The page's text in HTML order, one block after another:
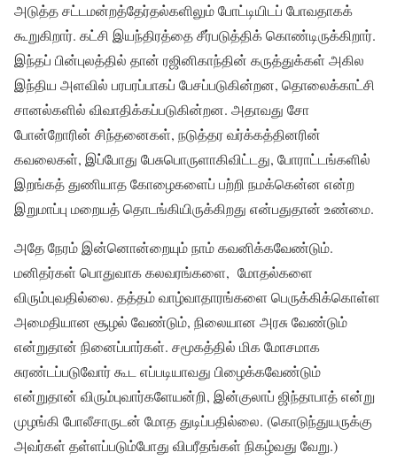
அடுத்த சட்டமன்றத்தேர்தல்களிலும் போட்டியிடப் போவதாகக்
கூறுகிறார். கட்சி இயந்திரத்தை சீர்படுத்திக் கொண்டிருக்கிறார்.
இந்தப் பின்புலத்தில் தான் ரஜினிகாந்தின் கருத்துக்கள் அகில
இந்திய அளவில் பரபரப்பாகப் பேசப்படுகின்றன, தொலைக்காட்சி
சானல்களில் விவாதிக்கப்படுகின்றன. அதாவது சோ
போன்றோரின் சிந்தனைகள், நடுத்தர வர்க்கத்தினரின்
கவலைகள், இப்போது பேசுபொருளாகிவிட்டது, போராட்டங்களில்
இறங்கத் துணியாத கோழைகளைப் பற்றி நமக்கென்ன என்ற
இறுமாப்பு மறையத் தொடங்கியிருக்கிறது என்பதுதான் உண்மை.
அதே நேரம் இன்னொன்றையும் நாம் கவனிக்கவேண்டும்.
மனிதர்கள் பொதுவாக கலவரங்களை, மோதல்களை
விரும்புவதில்லை. தத்தம் வாழ்வாதாரங்களை பெருக்கிக்கொள்ள
அமைதியான சூழல் வேண்டும், நிலையான அரசு வேண்டும்
என்றுதான் நினைப்பார்கள். சமூகத்தில் மிக மோசமாக
சுரண்டப்படுவோர் கூட எப்படியாவது பிழைக்கவேண்டும்
என்றுதான் விரும்புவார்களேயன்றி, இன்குலாப் ஜிந்தாபாத் என்று
முழங்கி போலீசாருடன் மோத துடிப்பதில்லை. (கொடுந்துயருக்கு
அவர்கள் தள்ளப்படும்போது விபரீதங்கள் நிகழ்வது வேறு.)